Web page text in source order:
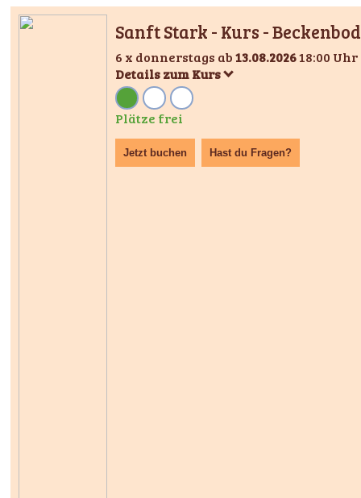
Sanft Stark - Kurs -
6 x donnerstags ab13.08.202618:00
Details zum Kurs
Plätze frei
Jetzt buchen Hast du Fragen?